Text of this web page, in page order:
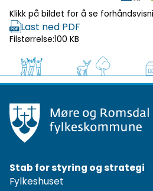
Klikk på bildet for å se
Last ned PDF
Filstørrelse:100 KB
Stab for styring og strategi
Fylkeshuset